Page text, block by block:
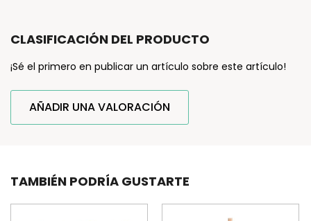
CLASIFICACIÓN DEL PRODUCTO
¡Sé el primero en publicar un artículo sobre este artículo!
AÑADIR UNA VALORACIÓN
TAMBIÉN PODRÍA GUSTARTE